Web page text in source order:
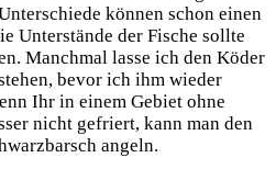
kön­nen schon einen
Unter­stän­de der Fische soll­te
Manch­mal las­se ich den Köder
bevor ich ihm wie­der
Ihr in einem Gebiet ohne
nicht gefriert, kann man den
angeln.